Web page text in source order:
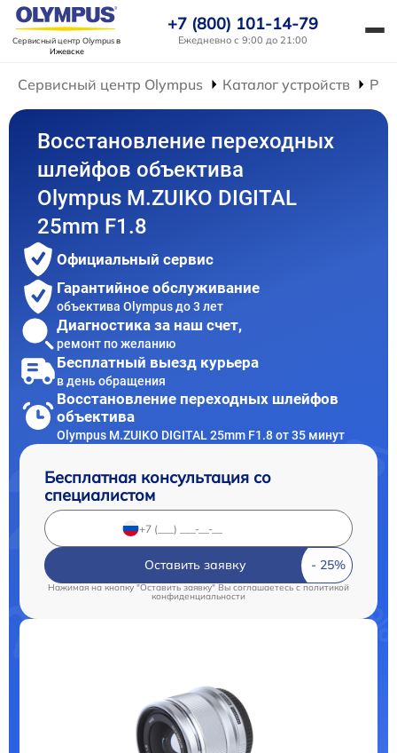
Сервисный центр Olympusв
Ижевске
+7 (800) 101-14-79
Ежедневно с 9:00 до 21:00
Сервисный центр Olympus Каталог устройств
Восстановление переходных
шлейфов объектива
Olympus M.ZUIKO DIGITAL
25mm F1.8
Официальный сервис
Гарантийное обслуживание
объектива Olympus до 3 лет
Диагностика за наш счет,
ремонт по желанию
Бесплатный выезд курьера
в день обращения
Восстановление переходных шлейфов
объектива
Olympus M.ZUIKO DIGITAL 25mm F1.8 от 35 минут
Бесплатная консультация со
специалистом
Оставить заявку
Нажимая на кнопку "Оставить заявку" Вы соглашаетесь c политикой
конфиденциальности